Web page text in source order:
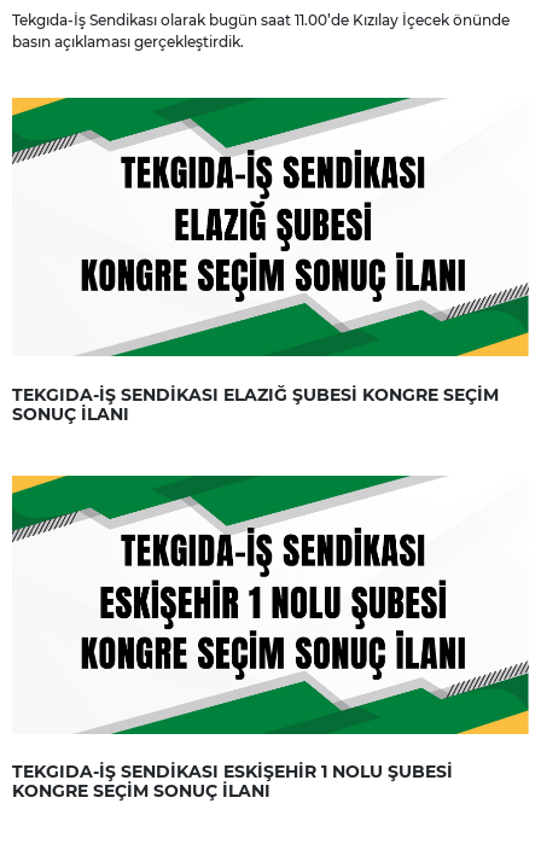
Tekgıda-İş Sendikası olarak bugün saat 11.00’de Kızılay İçecek önünde
basın açıklaması gerçekleştirdik.
TEKGIDA-İŞ SENDİKASI ELAZIĞ ŞUBESİ KONGRE SEÇİM
SONUÇ İLANI
TEKGIDA-İŞ SENDİKASI ESKİŞEHİR 1 NOLU ŞUBESİ
KONGRE SEÇİM SONUÇ İLANI